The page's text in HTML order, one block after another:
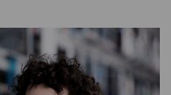
محاسبه
آنلاین
درباره